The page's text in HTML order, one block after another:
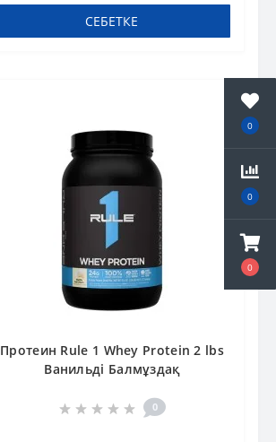
0
0
0
СЕБЕТКЕ
Протеин Rule 1 Whey Protein 2 lbs
Ванильді Балмұздақ
0